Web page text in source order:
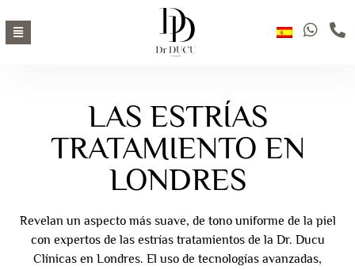
LAS ESTRÍAS
TRATAMIENTO EN
LONDRES
Revelan un aspecto más suave, de tono uniforme de la piel
con expertos de las estrías tratamientos de la Dr. Ducu
Clínicas en Londres. El uso de tecnologías avanzadas,